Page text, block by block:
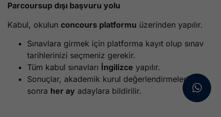
Parcoursup dışı başvuru yolu
Kabul, okulun concours platformu üzerinden yapılır.
Sınavlara girmek için platforma kayıt olup sınav
tarihlerinizi seçmeniz gerekir.
Tüm kabul sınavları İngilizce yapılır.
Sonuçlar, akademik kurul değerlendirmelerinden
sonra her ay adaylara bildirilir.